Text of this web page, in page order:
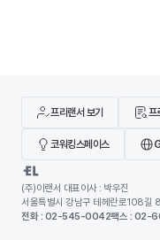
프리랜서 보기 프
코워킹스페이스
(주)이랜서 대표이사 : 박우진
서울특별시 강남구 테헤란로108길
전화 : 02-545-0042팩스 : 02-